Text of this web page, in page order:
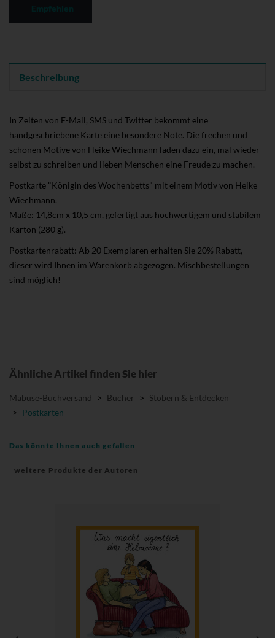
Beschreibung
In Zeiten von E-Mail, SMS und Twitter bekommt eine
handgeschriebene Karte eine besondere Note. Die frechen und
schönen Motive von Heike Wiechmann laden dazu ein, mal wieder
selbst zu schreiben und lieben Menschen eine Freude zu machen.
Postkarte "Königin des Wochenbetts" mit einem Motiv von Heike
Wiechmann.
Maße: 14,8cm x 10,5 cm, gefertigt aus hochwertigem und stabilem
Karton (280 g).
Postkartenrabatt: Ab 20 Exemplaren erhalten Sie 20% Rabatt,
dieser wird Ihnen im Warenkorb abgezogen. Mischbestellungen
sind möglich!
Ähnliche Artikel finden Sie hier
Mabuse-Buchversand > Bücher > Stöbern & Entdecken
> Postkarten
Das könnte Ihnen auch gefallen
weitere Produkte der Autoren